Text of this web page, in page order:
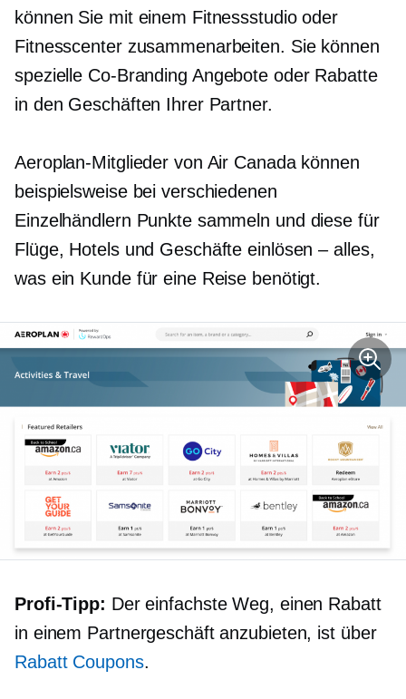
können Sie mit einem Fitnessstudio oder
Fitnesscenter zusammenarbeiten. Sie können
spezielle Co-Branding Angebote oder Rabatte
in den Geschäften Ihrer Partner.
Aeroplan-Mitglieder von Air Canada können
beispielsweise bei verschiedenen
Einzelhändlern Punkte sammeln und diese für
Flüge, Hotels und Geschäfte einlösen – alles,
was ein Kunde für eine Reise benötigt.
Profi-Tipp: Der einfachste Weg, einen Rabatt
in einem Partnergeschäft anzubieten, ist über
Rabatt Coupons.